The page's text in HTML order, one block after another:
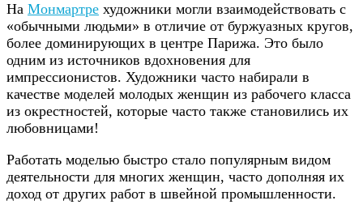
На Монмартре художники могли взаимодействовать с
«обычными людьми» в отличие от буржуазных кругов,
более доминирующих в центре Парижа. Это было
одним из источников вдохновения для
импрессионистов. Художники часто набирали в
качестве моделей молодых женщин из рабочего класса
из окрестностей, которые часто также становились их
любовницами!
Работать моделью быстро стало популярным видом
деятельности для многих женщин, часто дополняя их
доход от других работ в швейной промышленности.